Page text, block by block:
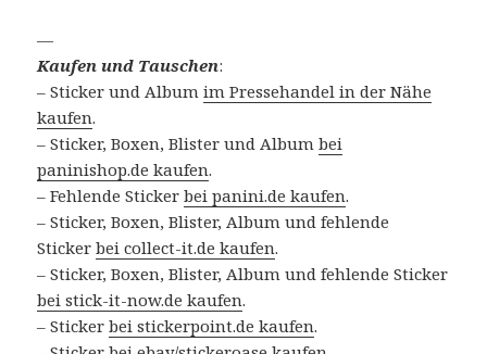
—
Kaufen und Tauschen:
– Sticker und Albumim Pressehandel in der Nähe
kaufen.
– Sticker, Boxen, Blister und Albumbei
paninishop.de kaufen.
– Fehlende Stickerbei panini.de kaufen.
– Sticker, Boxen, Blister, Album und fehlende
Stickerbei collect-it.de kaufen.
– Sticker, Boxen, Blister, Album und fehlende Sticker
bei stick-it-now.de kaufen.
– Stickerbei stickerpoint.de kaufen.